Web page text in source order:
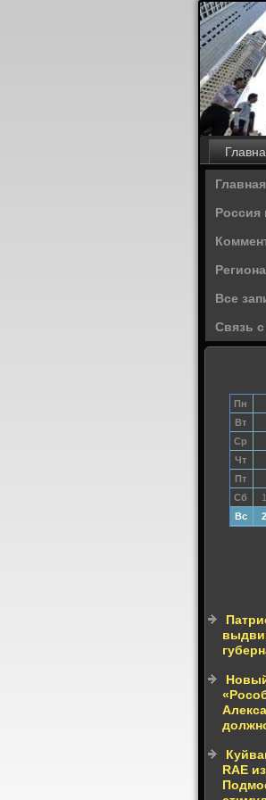
Главная
Россия
Все
Связь
Пн
Вт
Ср
Чт
Пт
Сб
1
Вс
2
RAE